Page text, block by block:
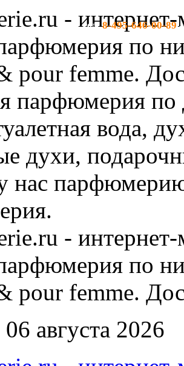
тел:8-495-646-00-89-
августа 2026